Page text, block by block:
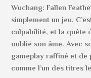
Wuchang: Fallen
simplement un jeu.
culpabilité, et la quête
oublié son âme. Avec
gameplay raffiné et de
comme l’un des titres